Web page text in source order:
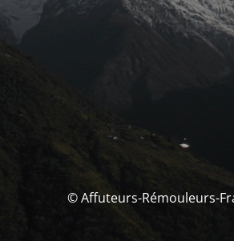
© Affuteurs-Rémouleurs-